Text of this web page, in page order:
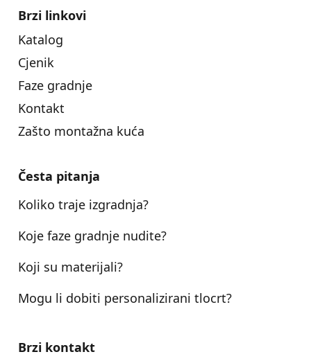
Brzi linkovi
Katalog
Cjenik
Faze gradnje
Kontakt
Zašto montažna kuća
Česta pitanja
Koliko traje izgradnja?
Koje faze gradnje nudite?
Koji su materijali?
Mogu li dobiti personalizirani tlocrt?
Brzi kontakt